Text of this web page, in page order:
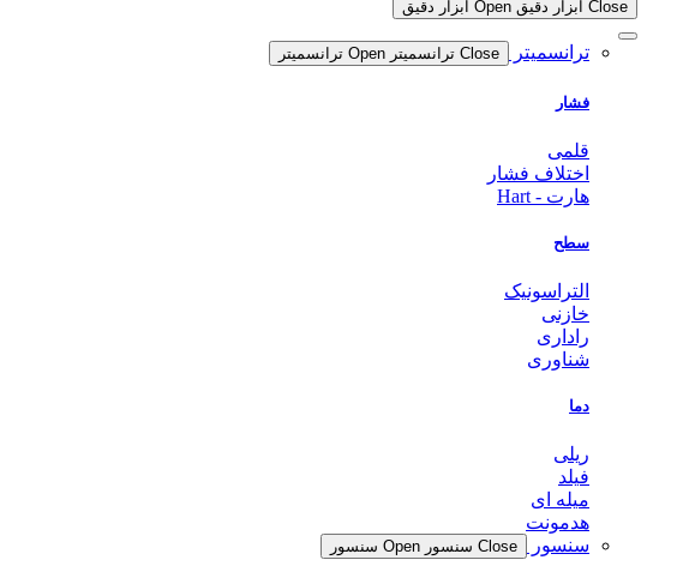
Close ابزار دقیق Open ابزار دقیق
ترانسمیتر Close ترانسمیتر Open ترانسمیتر
فشار
قلمی
اختلاف فشار
هارت - Hart
سطح
التراسونیک
خازنی
راداری
شناوری
دما
ریلی
فیلد
میله ای
هدمونت
سنسور
Close سنسور Open سنسور